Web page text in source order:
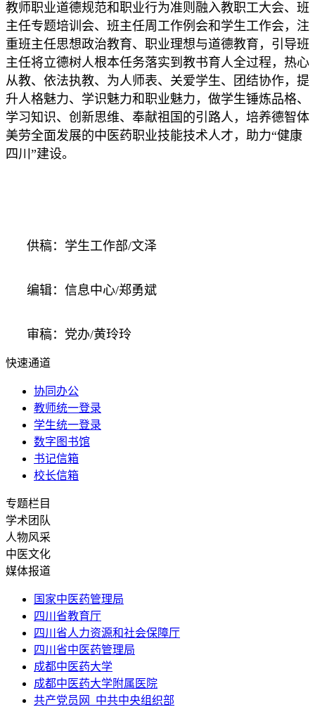
教师职业道德规范和职业行为准则融入教职工大会、班
主任专题培训会、班主任周工作例会和学生工作会，注
重班主任思想政治教育、职业理想与道德教育，引导班
主任将立德树人根本任务落实到教书育人全过程，热心
从教、依法执教、为人师表、关爱学生、团结协作，提
升人格魅力、学识魅力和职业魅力，做学生锤炼品格、
学习知识、创新思维、奉献祖国的引路人，培养德智体
美劳全面发展的中医药职业技能技术人才，助力“健康
四川”建设。
供稿：学生工作部/文泽
编辑：信息中心/郑勇斌
审稿：党办/黄玲玲
快速通道
协同办公
教师统一登录
学生统一登录
数字图书馆
书记信箱
校长信箱
专题栏目
学术团队
人物风采
中医文化
媒体报道
国家中医药管理局
四川省教育厅
四川省人力资源和社会保障厅
四川省中医药管理局
成都中医药大学
成都中医药大学附属医院
共产党员网_中共中央组织部